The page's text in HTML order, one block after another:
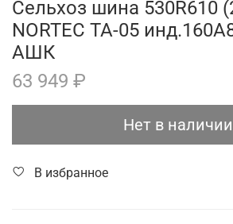
Сельхоз шина 530R610
NORTEC TA-05
АШК
63 949 ₽
Нет в наличии
В избранное